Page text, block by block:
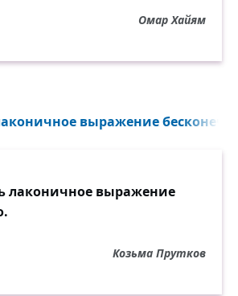
Омар Хайям
выражение
лаконичное выражение
Козьма Прутков